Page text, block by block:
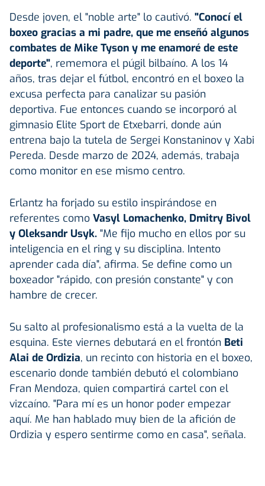
Desde joven, el "noble arte" lo cautivó. "Conocí el
boxeo gracias a mi padre, que me enseñó algunos
combates de Mike Tyson y me enamoré de este
deporte", rememora el púgil bilbaíno. A los 14
años, tras dejar el fútbol, encontró en el boxeo la
excusa perfecta para canalizar su pasión
deportiva. Fue entonces cuando se incorporó al
gimnasio Elite Sport de Etxebarri, donde aún
entrena bajo la tutela de Sergei Konstaninov y Xabi
Pereda. Desde marzo de 2024, además, trabaja
como monitor en ese mismo centro.
Erlantz ha forjado su estilo inspirándose en
referentes como Vasyl Lomachenko, Dmitry Bivol
y Oleksandr Usyk. "Me fijo mucho en ellos por su
inteligencia en el ring y su disciplina. Intento
aprender cada día", afirma. Se define como un
boxeador "rápido, con presión constante" y con
hambre de crecer.
Su salto al profesionalismo está a la vuelta de la
esquina. Este viernes debutará en el frontón Beti
Alai de Ordizia, un recinto con historia en el boxeo,
escenario donde también debutó el colombiano
Fran Mendoza, quien compartirá cartel con el
vizcaíno. "Para mí es un honor poder empezar
aquí. Me han hablado muy bien de la afición de
Ordizia y espero sentirme como en casa", señala.